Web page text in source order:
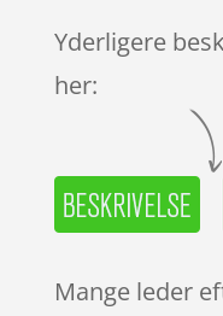
Yderligere
her:
Mange leder